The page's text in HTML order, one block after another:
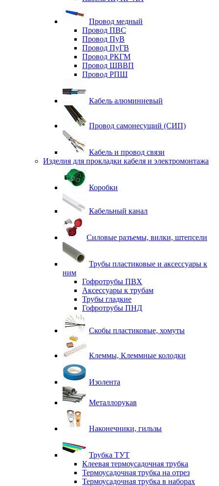
Провод медный
Провод ПВС
Провод ПуВ
Провод ПуГВ
Провод РКГМ
Провод ШВВП
Провод РПШ
Кабель алюминиевый
Провод самонесущий (СИП)
Кабель и провод связи
Изделия для прокладки кабеля и электромонтажа
Коробки
Кабельный канал
Силовые разъемы, вилки, штепсели
Трубы пластиковые и аксессуары к
ним
Гофротрубы ПВХ
Аксессуары к трубам
Трубы гладкие
Гофротрубы ПНД
Скобы пластиковые, хомуты
Клеммы, Клеммные колодки
Изолента
Металлорукав
Наконечники, гильзы
Трубка ТУТ
Клеевая термоусадочная трубка
Термоусадочная трубка на отрез
Термоусадочная трубка в наборах